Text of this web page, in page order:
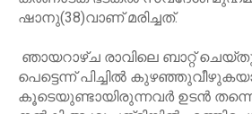
ഷാനു(38)വാണ് മരിച്ചത്.
ഞായറാഴ്ച രാവിലെ ബാറ്റ്
പെട്ടെന്ന് പിച്ചില്‍
കൂടെയുണ്ടായിരുന്നവര്‍ ഉടന്‍